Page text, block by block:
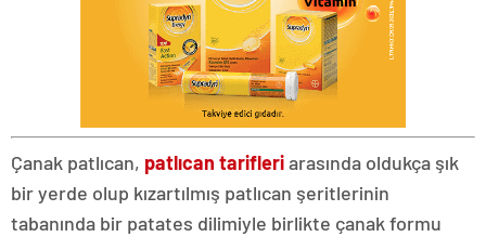
Çanak patlıcan, patlıcan tarifleriarasında oldukça şık
bir yerde olup kızartılmış patlıcan şeritlerinin
tabanında bir patates dilimiyle birlikte çanak formu